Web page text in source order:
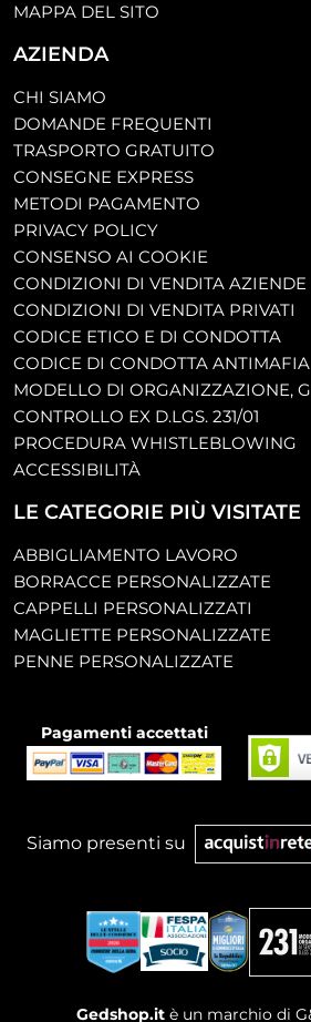
MAPPA DEL SITO
AZIENDA
CHI SIAMO
DOMANDE FREQUENTI
TRASPORTO GRATUITO
CONSEGNE EXPRESS
METODI PAGAMENTO
PRIVACY POLICY
CONSENSO AI COOKIE
CONDIZIONI DI VENDITA AZIENDE
CONDIZIONI DI VENDITA PRIVATI
CODICE ETICO E DI CONDOTTA
CODICE DI CONDOTTA ANTIMAFIA
MODELLO DI ORGANIZZAZIONE,
CONTROLLO EX D.LGS. 231/01
PROCEDURA WHISTLEBLOWING
ACCESSIBILITÀ
LE CATEGORIE PIÙ VISITATE
ABBIGLIAMENTO LAVORO
BORRACCE PERSONALIZZATE
CAPPELLI PERSONALIZZATI
MAGLIETTE PERSONALIZZATE
PENNE PERSONALIZZATE
Pagamenti accettati
Siamo presenti su
Gedshop.it è un marchio di